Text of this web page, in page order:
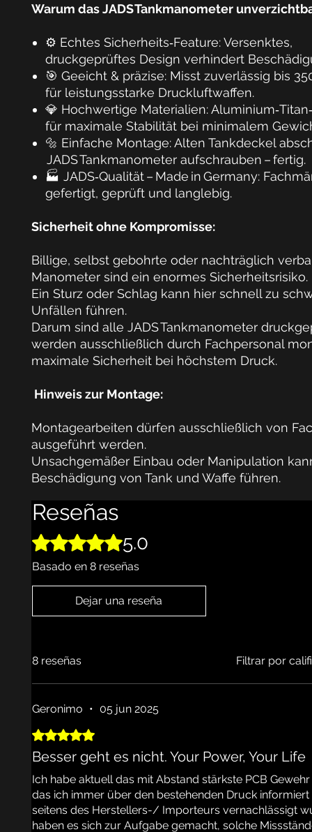
Warum das JADS Tankmanometer
⚙️ Echtes Sicherheits‑Feature:Versenktes,
druckgeprüftes Design verhindert
🎯 Geeicht & präzise: Misst zuverlässig bis
für leistungsstarke Druckluftwaffen.
💎 Hochwertige Materialien:
für maximale Stabilität bei minimalem
🔩 Einfache Montage:Alten Tankdeckel
JADS Tankmanometer aufschrauben – fertig.
🏭 JADS‑Qualität – Made in Germany:
gefertigt, geprüft und langlebig.
Sicherheit ohne Kompromisse:
Billige, selbst gebohrte oder nachträglich
Manometer sind ein enormes Sicherheitsrisiko.
Ein Sturz oder Schlag kann hier schnell zu
Unfällen führen.
Darum sind alle JADS Tankmanometer
werden ausschließlich durch Fachpersonal
maximale Sicherheit bei höchstem Druck.
Hinweis zur Montage:
Montagearbeiten dürfen ausschließlich von
ausgeführt werden.
Unsachgemäßer Einbau oder Manipulation
Beschädigung von Tank und Waffe führen.
Reseñas
Obtuvo 5 de 5 estrellas.
5.0
Basado en 8 reseñas
Dejar una reseña
8 reseñas Filtrar por
Geronimo • 05 jun 2025
Obtuvo 5 de 5 estrellas.
Besser geht es nicht. Your Power, Your Life
Ich habe aktuell das mit Abstand stärkste PCB
das ich immer über den bestehenden Druck
seitens des Herstellers-/ Importeurs vernachlässigt
haben es sich zur Aufgabe gemacht, solche